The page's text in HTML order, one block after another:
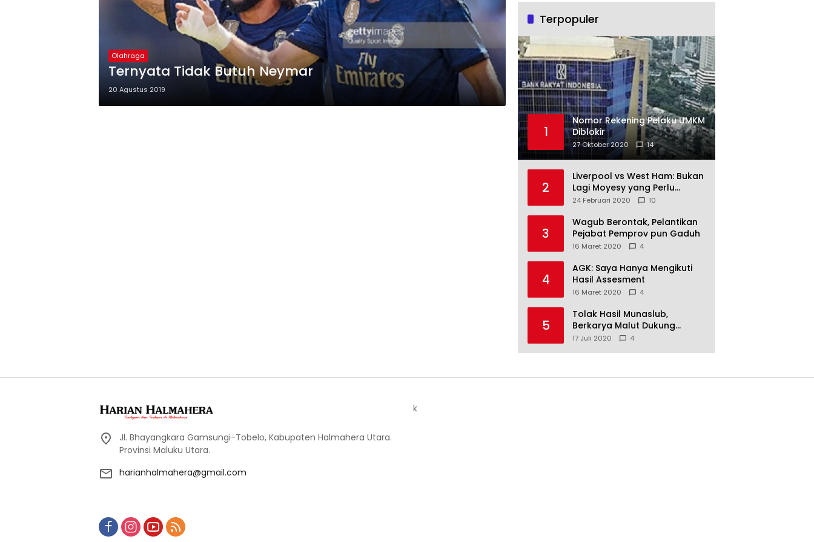
Olahraga
Ternyata Tidak Butuh Neymar
20 Agustus 2019
Terpopuler
1
Nomor Rekening Pelaku UMKM
Diblokir
27 Oktober 2020 14
2
Liverpool vs West Ham: Bukan
Lagi Moyesy yang Perlu
Ditakuti
24 Februari 2020 10
3
Wagub Berontak, Pelantikan
Pejabat Pemprov pun Gaduh
16 Maret 2020 4
4
AGK: Saya Hanya Mengikuti
Hasil Assesment
16 Maret 2020 4
5
Tolak Hasil Munaslub,
Berkarya Malut Dukung
Tommy Soeharto
17 Juli 2020 4
Jl. Bhayangkara Gamsungi-Tobelo, Kabupaten Halmahera Utara.
Provinsi Maluku Utara.
harianhalmahera@gmail.com
k